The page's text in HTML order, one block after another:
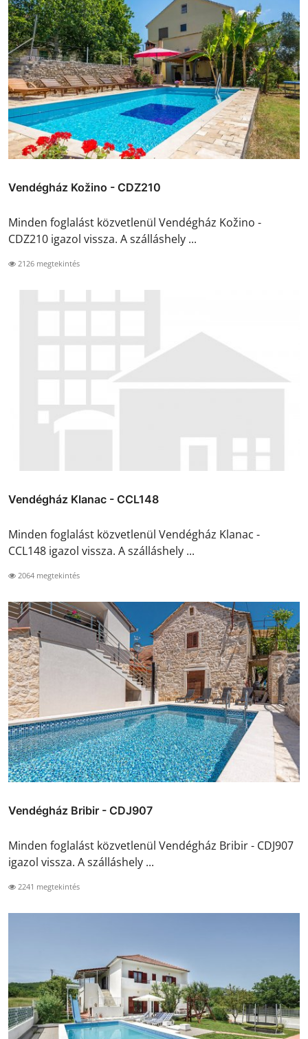
Vendégház Kožino - CDZ210
Minden foglalást közvetlenül Vendégház Kožino -
CDZ210 igazol vissza. A szálláshely ...
2126 megtekintés
Vendégház Klanac - CCL148
Minden foglalást közvetlenül Vendégház Klanac -
CCL148 igazol vissza. A szálláshely ...
2064 megtekintés
Vendégház Bribir - CDJ907
Minden foglalást közvetlenül Vendégház Bribir - CDJ907
igazol vissza. A szálláshely ...
2241 megtekintés